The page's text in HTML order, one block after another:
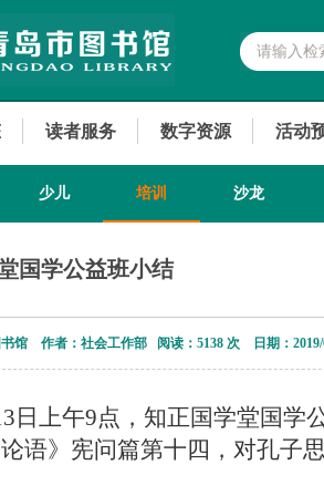
读者服务 数字资源 活动
少儿 培训 沙龙
国学公益班小结
书馆 作者：社会工作部 阅读： 5138 次 日期：2019/
日上午9点，知正国学堂国学
语》宪问篇第十四，对孔子